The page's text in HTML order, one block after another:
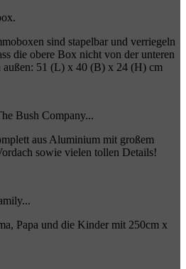
sind stapelbar und verriegeln
die obere Box nicht von der unteren
außen: 51 (L) x 40 (B) x 24 (H) cm
Bush Company...
aus Aluminium mit großem
sowie vielen tollen Details!
Papa und die Kinder mit 250cm x